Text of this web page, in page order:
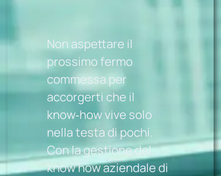
Non aspettare il
prossimo fermo
commessa per
accorgerti che il
know‑how vive solo
nella testa di pochi.
Con la gestione del
know how aziendale di